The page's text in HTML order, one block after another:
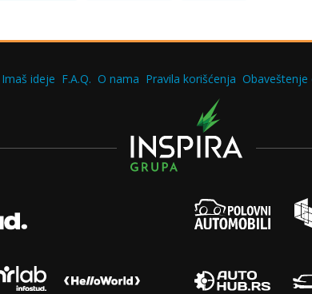
Imaš ideje F.A.Q. O nama Pravila korišćenja